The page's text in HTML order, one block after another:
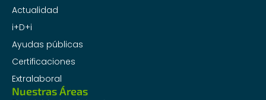
Actualidad
i+D+i
Ayudas públicas
Certificaciones
Extralaboral
Nuestras Áreas